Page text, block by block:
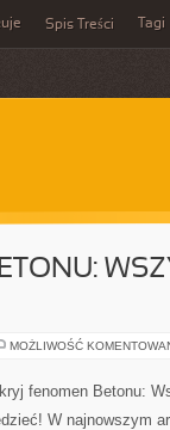
Spis Treści Tagi
MOŻLIWOŚĆ
fenomen Betonu:
W najnowszym